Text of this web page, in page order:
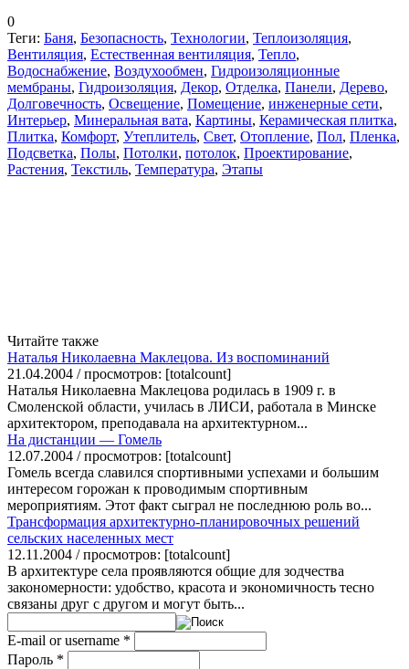
0
Теги: Баня, Безопасность, Технологии, Теплоизоляция,
Вентиляция, Естественная вентиляция, Тепло,
Водоснабжение, Воздухообмен, Гидроизоляционные
мембраны, Гидроизоляция, Декор, Отделка, Панели, Дерево,
Долговечность, Освещение, Помещение, инженерные сети,
Интерьер, Минеральная вата, Картины, Керамическая плитка,
Плитка, Комфорт, Утеплитель, Свет, Отопление, Пол, Пленка,
Подсветка, Полы, Потолки, потолок, Проектирование,
Растения, Текстиль, Температура, Этапы
Читайте также
Наталья Николаевна Маклецова. Из воспоминаний
21.04.2004 / просмотров: [totalcount]
Наталья Николаевна Маклецова родилась в 1909 г. в
Смоленской области, училась в ЛИСИ, работала в Минске
архитектором, преподавала на архитектурном...
На дистанции — Гомель
12.07.2004 / просмотров: [totalcount]
Гомель всегда славился спортивными успехами и большим
интересом горожан к проводимым спортивным
мероприятиям. Этот факт сыграл не последнюю роль во...
Трансформация архитектурно-планировочных решений
сельских населенных мест
12.11.2004 / просмотров: [totalcount]
В архитектуре села проявляются общие для зодчества
закономерности: удобство, красота и экономичность тесно
связаны друг с другом и могут быть...
E-mail or username *
Пароль *